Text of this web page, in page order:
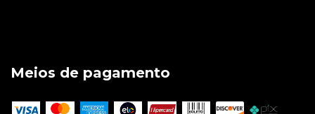
Meios de pagamento